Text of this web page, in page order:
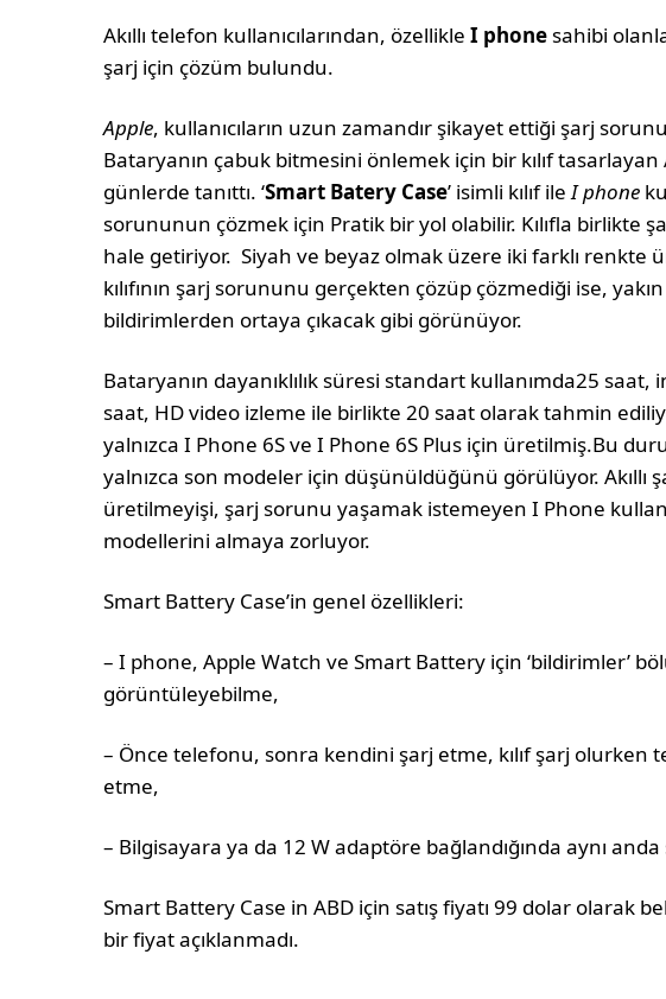
Akıllı telefon kullanıcılarından, özellikle I phonesahibi
şarj için çözüm bulundu.
Apple, kullanıcıların uzun zamandır şikayet ettiği şarj
Bataryanın çabuk bitmesini önlemek için bir kılıf
günlerde tanıttı. ‘Smart Batery Case’ isimli kılıf ileI phone
sorununun çözmek için Pratik bir yol olabilir. Kılıfla birlikte
hale getiriyor. Siyah ve beyaz olmak üzere iki farklı renkte
kılıfının şarj sorununu gerçekten çözüp çözmediği ise,
bildirimlerden ortaya çıkacak gibi görünüyor.
Bataryanın dayanıklılık süresi standart kullanımda25 saat,
saat, HD video izleme ile birlikte 20 saat olarak tahmin
yalnızca I Phone 6S ve I Phone 6S Plus için üretilmiş.Bu
yalnızca son modeler için düşünüldüğünü görülüyor. Akıllı
üretilmeyişi, şarj sorunu yaşamak istemeyen I Phone
modellerini almaya zorluyor.
Smart Battery Case’in genel özellikleri:
– I phone, Apple Watch ve Smart Battery için ‘bildirimler’
görüntüleyebilme,
– Önce telefonu, sonra kendini şarj etme, kılıf şarj olurken
etme,
– Bilgisayara ya da 12 W adaptöre bağlandığında aynı
Smart Battery Case in ABD için satış fiyatı 99 dolar olarak
bir fiyat açıklanmadı.